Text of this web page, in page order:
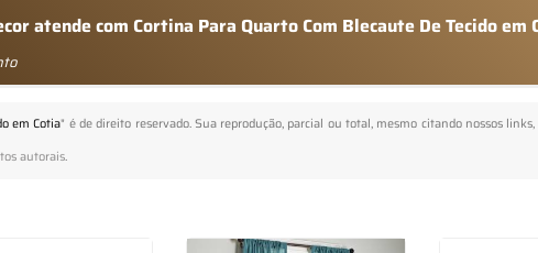
atende com Cortina Para Quarto Com Blecaute De Tecido em
em Cotia" é de direito reservado. Sua reprodução, parcial ou total, mesmo citando nossos
autorais.